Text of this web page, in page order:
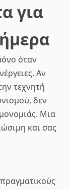
για
όταν
Αν
τεχνητή
δεν
Μια
και σας